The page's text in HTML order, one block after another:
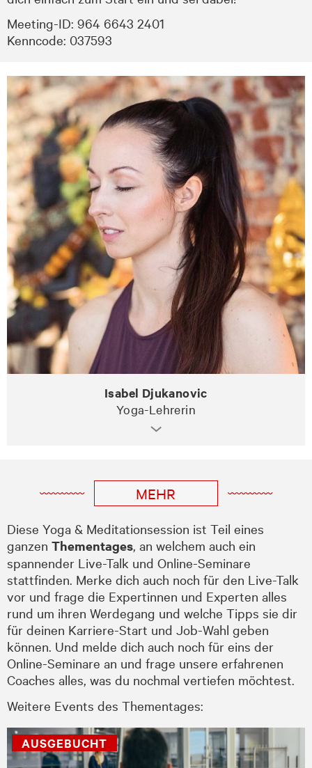
Meeting-ID: 964 6643 2401
Kenncode: 037593
Isabel Djukanovic
Yoga-Lehrerin
MEHR
Diese Yoga & Meditationsession ist Teil eines
ganzen Thementages, an welchem auch ein
spannender Live-Talk und Online-Seminare
stattfinden. Merke dich auch noch für den Live-Talk
vor und frage die Expertinnen und Experten alles
rund um ihren Werdegang und welche Tipps sie dir
für deinen Karriere-Start und Job-Wahl geben
können. Und melde dich auch noch für eins der
Online-Seminare an und frage unsere erfahrenen
Coaches alles, was du nochmal vertiefen möchtest.
Weitere Events des Thementages: